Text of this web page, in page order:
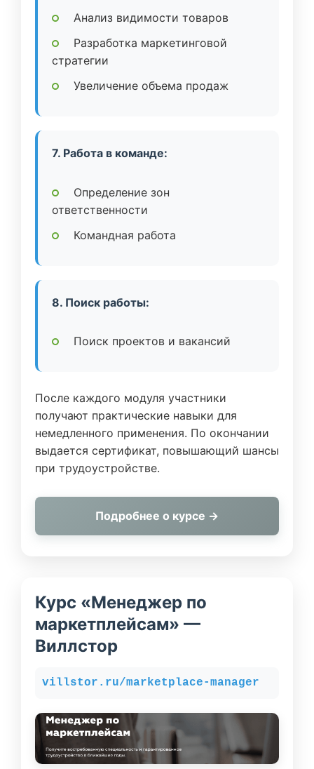
Анализ видимости товаров
Разработка маркетинговой
стратегии
Увеличение объема продаж
7. Работа в команде:
Определение зон
ответственности
Командная работа
8. Поиск работы:
Поиск проектов и вакансий
После каждого модуля участники
получают практические навыки для
немедленного применения. По окончании
выдается сертификат, повышающий шансы
при трудоустройстве.
Подробнее о курсе →
Курс «Менеджер по
маркетплейсам» —
Виллстор
villstor.ru/marketplace-manager